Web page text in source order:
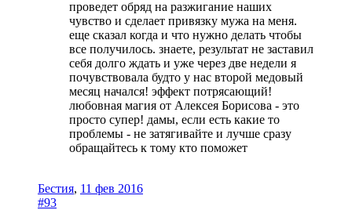
проведет обряд на разжигание наших
чувство и сделает привязку мужа на меня.
еще сказал когда и что нужно делать чтобы
все получилось. знаете, результат не заставил
себя долго ждать и уже через две недели я
почувствовала будто у нас второй медовый
месяц начался! эффект потрясающий!
любовная магия от Алексея Борисова - это
просто супер! дамы, если есть какие то
проблемы - не затягивайте и лучше сразу
обращайтесь к тому кто поможет
Бестия, 11 фев 2016
#93